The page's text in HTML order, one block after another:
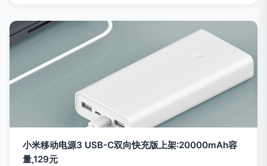
小米移动电源3 USB-C双向快充版上架:20000mAh容
量,129元